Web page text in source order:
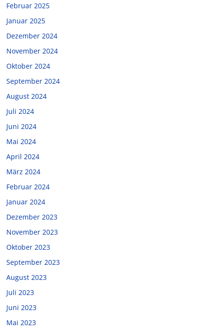
Februar 2025
Januar 2025
Dezember 2024
November 2024
Oktober 2024
September 2024
August 2024
Juli 2024
Juni 2024
Mai 2024
April 2024
März 2024
Februar 2024
Januar 2024
Dezember 2023
November 2023
Oktober 2023
September 2023
August 2023
Juli 2023
Juni 2023
Mai 2023